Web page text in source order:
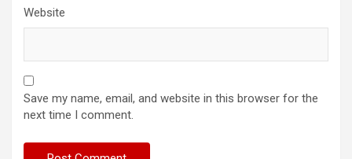
Website
Save my name, email, and website in this browser for the
next time I comment.